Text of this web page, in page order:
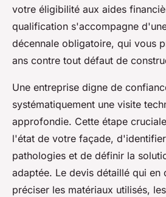
votre éligibilité aux aides
qualification s'accompagne
décennale obligatoire, qui vous
ans contre tout défaut de
Une entreprise digne de
systématiquement une visite
approfondie. Cette étape
l'état de votre façade,
pathologies et de définir la
adaptée. Le devis détaillé qui en
préciser les matériaux utilisés,